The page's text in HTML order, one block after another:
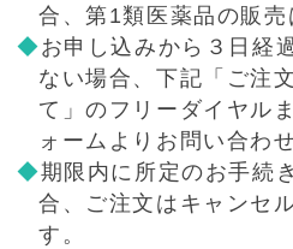
合、第1類医薬品の販売
◆お申し込みから３日経
ない場合、下記「ご注
て」のフリーダイヤル
ォームよりお問い合わ
◆期限内に所定のお手続
合、ご注文はキャンセ
す。